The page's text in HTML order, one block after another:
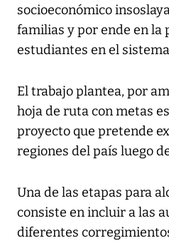
socioeconómico
familias y por ende en la
estudiantes en el
El trabajo plantea, por
hoja de ruta con metas
proyecto que pretende
regiones del país luego
Una de las etapas para
consiste en incluir a las
diferentes